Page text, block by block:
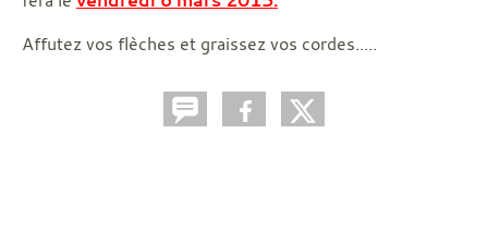
Affutez vos flèches et graissez vos cordes.....